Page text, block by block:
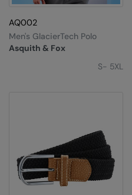
AQ002
Asquith & Fox
Men's GlacierTech Polo
S- 5XL